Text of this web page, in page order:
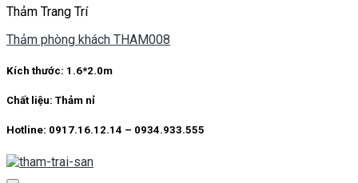
Thảm Trang Trí
Thảm phòng khách THAM008
Kích thước: 1.6*2.0m
Chất liệu: Thảm nỉ
Hotline: 0917.16.12.14 – 0934.933.555